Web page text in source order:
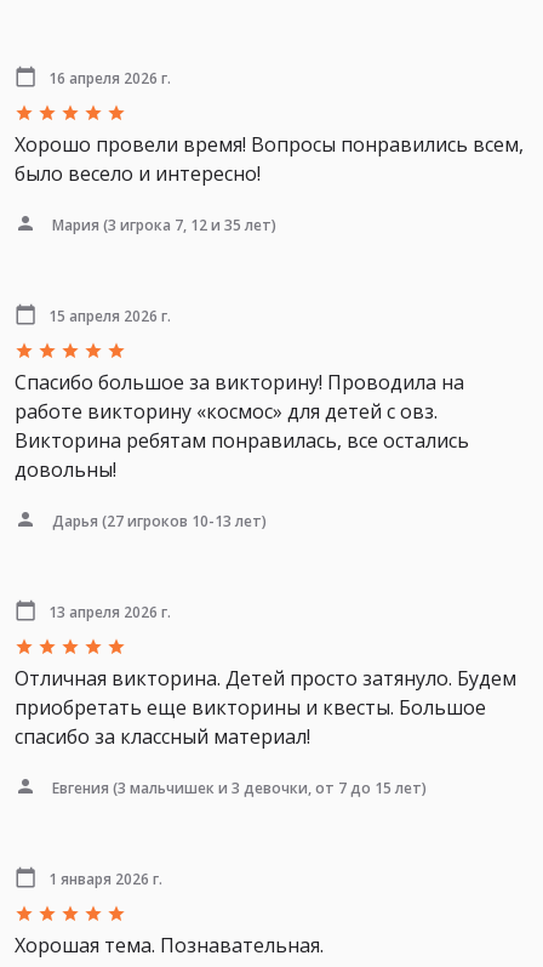
16 апреля 2026 г.
Хорошо провели время! Вопросы понравились всем,
было весело и интересно!
Мария (3 игрока 7, 12 и 35 лет)
15 апреля 2026 г.
Спасибо большое за викторину! Проводила на
работе викторину «космос» для детей с овз.
Викторина ребятам понравилась, все остались
довольны!
Дарья (27 игроков 10-13 лет)
13 апреля 2026 г.
Отличная викторина. Детей просто затянуло. Будем
приобретать еще викторины и квесты. Большое
спасибо за классный материал!
Евгения (3 мальчишек и 3 девочки, от 7 до 15 лет)
1 января 2026 г.
Хорошая тема. Познавательная.